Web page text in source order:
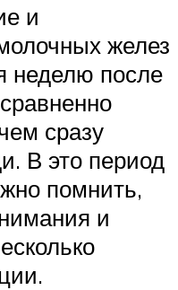
и
желез
неделю после
сразу
В это период
помнить,
и